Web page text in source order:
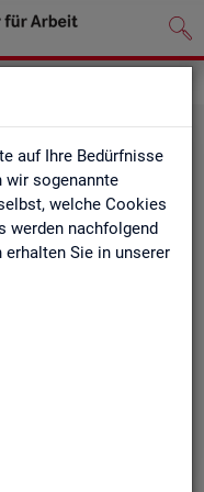
auf Ihre Bedürfnisse
wir sogenannte
welche Cookies
werden nachfolgend
Sie in unserer